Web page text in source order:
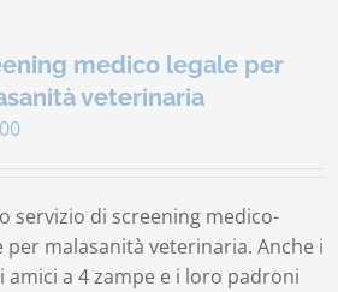
medico legale per
veterinaria
servizio di screening medico-
per malasanità veterinaria. Anche i
amici a 4 zampe e i loro padroni